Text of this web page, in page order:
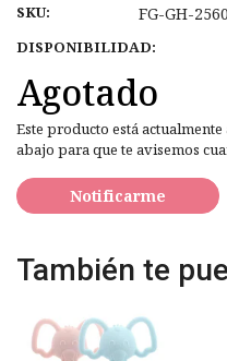
SKU: FG-GH-
DISPONIBILIDAD:
Agotado
Este producto está
abajo para que te avisemos
Notificarme
También te